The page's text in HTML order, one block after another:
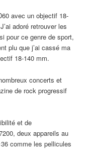
avec un objectif 18-
adoré retrouver les
pour ce genre de sport,
plu que j’ai cassé ma
18-140 mm.
concerts et
de rock progressif
et de
deux appareils au
comme les pellicules